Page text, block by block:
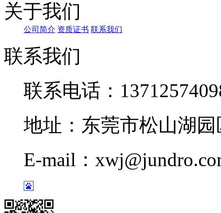
关于我们
公司简介 资质证书 联系我们
联系我们
联系电话：
地址：东莞市松山湖
E-mail：